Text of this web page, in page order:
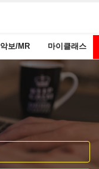
악보/MR 마이클래스